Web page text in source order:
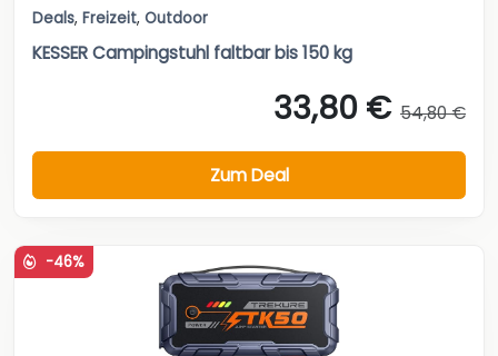
Deals, Freizeit, Outdoor
KESSER Campingstuhl faltbar bis 150 kg
33,80 € 54,80 €
Zum Deal
-46%